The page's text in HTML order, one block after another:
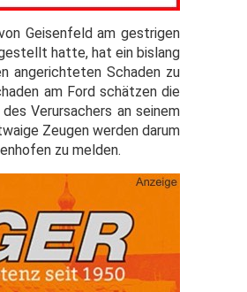
Geisenfeld am gestrigen
hatte, hat ein bislang
angerichteten Schaden zu
am Ford schätzen die
Verursachers an seinem
Zeugen werden darum
zu melden.